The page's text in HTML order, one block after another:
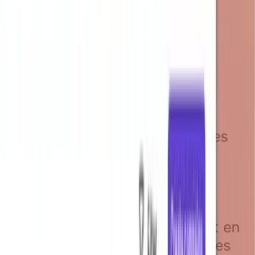
pertinente.
de rétention :
d'usage quand l'activité
découverte de fonctionnalités
capacités inutilisées pertinentes
d'équipe quand les
collaboration n'ont pas été
renforcement de valeur mettant en
sur les données d'usage réelles